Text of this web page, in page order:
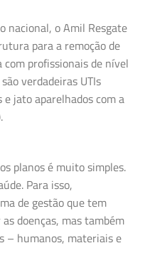
nacional, o Amil Resgate
para a remoção de
profissionais de nível
verdadeiras UTIs
jato aparelhados com a
planos é muito simples.
Para isso,
de gestão que tem
doenças, mas também
– humanos, materiais e